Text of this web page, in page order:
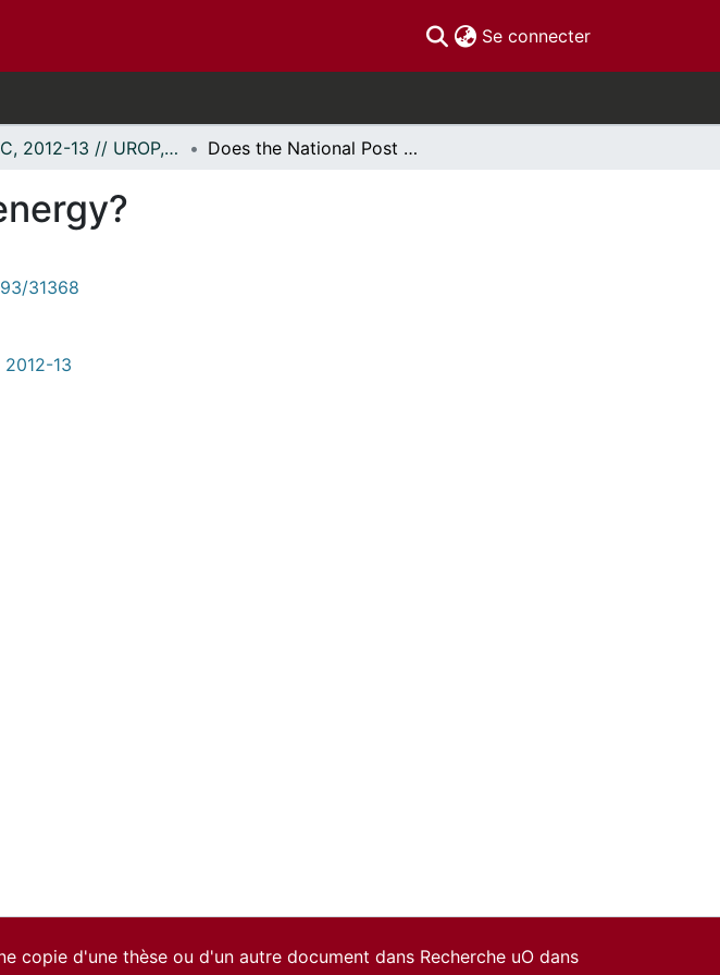
Se connecter(current)
PIRPC, 2012-13 // UROP, 2012-13 Does the National Post hate clean energy?
31368
2012-13
copie d'une thèse ou d'un autre document dans Recherche uO dans